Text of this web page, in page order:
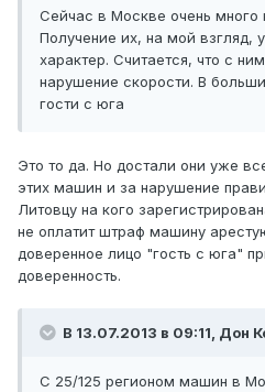
Сейчас в Москве очень много
Получение их, на мой взгляд,
характер. Считается, что с
нарушение скорости. В
гости с юга
Это то да. Но достали они уже
этих машин и за нарушение
Литовцу на кого
не оплатит штраф машину
доверенное лицо "гость с юга"
доверенность.
В 13.07.2013 в 09:11, Дон
C 25/125 регионом машин в